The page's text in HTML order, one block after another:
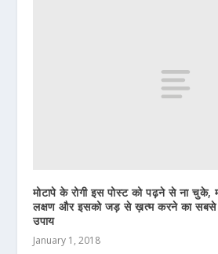
मोटापे के रोगी इस पोस्ट को पढ़ने से ना चुके,
लक्षण और इसको जड़ से ख़त्म करने का
उपाय
January 1, 2018